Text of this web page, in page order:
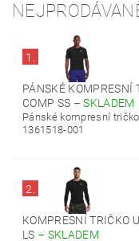
1.
PÁNSKÉ KOMPRESNÍ
COMP SS –SKLADEM
Pánské kompresní
1361518-001
2.
KOMPRESNÍ TRIČKO
LS – SKLADEM